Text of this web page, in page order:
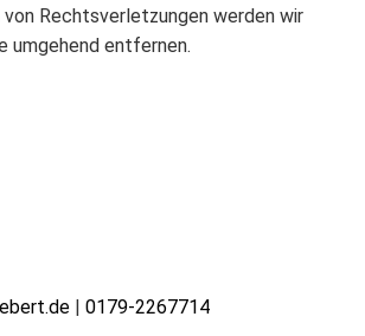
von Rechtsverletzungen werden wir
umgehend entfernen.
| 0179-2267714